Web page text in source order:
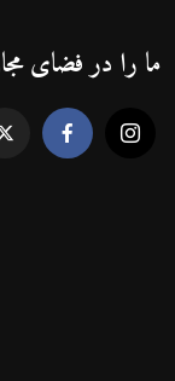
ما را در فضای